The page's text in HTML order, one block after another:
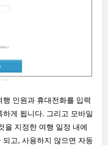
인원과 휴대전화를 입력
게 됩니다. 그리고 모바일
을 지정한 여행 일정 내에
고, 사용하지 않으면 자동